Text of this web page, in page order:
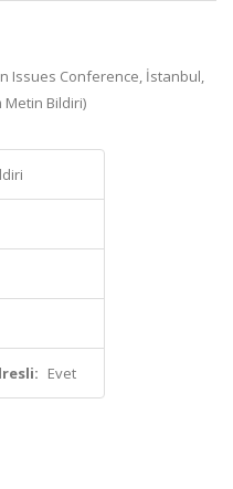
Issues Conference, İstanbul,
Metin Bildiri)
Evet